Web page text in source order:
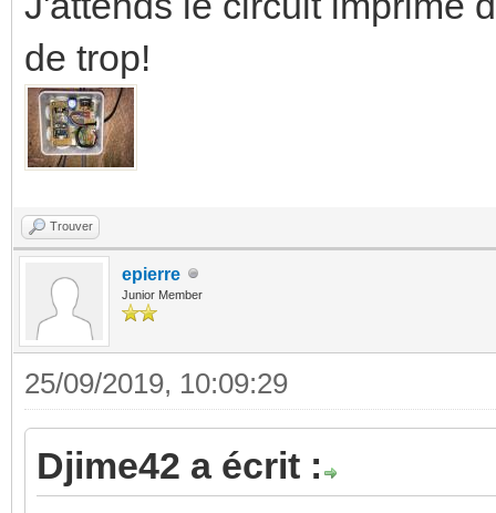
de trop!
Trouver
epierre
Junior Member
25/09/2019, 10:09:29
Djime42 a écrit :